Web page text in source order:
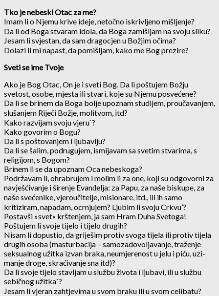
Tko je nebeski Otac za me?
Imam li o Njemu krive ideje, netočno iskrivljeno mišljenje?
Da li od Boga stvaram idola, da Boga zamišljam na svoju sliku?
Jesam li svjestan, da sam dragocjen u Bož­jim očima?
Dolazi li mi napast, da pomišljam, kako me Bog prezire?
Sveti se ime Tvoje
Ako je Bog Otac, On je i sveti Bog. Da li poštujem Božju
svetost, osobe, mjesta ili stvari, koje su Njemu posvećene?
Da li se brinem da Boga bolje upoznam studijem, proučavanjem,
slušanjem Riječi Bož­je, molitvom, itd?
Kako razvijam svoju vjeru`?
Kako govorim o Bogu?
Da li s poštovanjem i ljubavlju?
Da li se šalim, podrugujem, ismija­vam sa svetim stvarima, s
religijom, s Bogom?
Brinem li se da upoznam Oca nebeskoga?
Podržavam li, ohrabrujem i molim li za one, koji su odgovorni za
navješćivanje i širenje Evan­đelja: za Papu, za naše biskupe, za
naše sveće­nike, vjeroučitelje, misionare, itd., ili ih samo
kritiziram, napadam, ocrnjujem? Ljubim li svoju Crkvu’?
Postavši »svet« krštenjem, ja sam Hram Duha Svetoga!
Poštujem li svoje tijelo i tijelo drugih?
Nisam li dopustio, da griješim protiv svoga ti­jela ili protiv tijela
drugih osoba (masturbacija – samozadovoljavanje, traženje
seksualnog užit­ka izvan braka, neumjerenost u jelu i piću, uzi­
manje droge, skraćivanje sna itd)?
Da li svoje tijelo stavljam u službu života i ljubavi, ili u službu
sebičnog užitka`?
Jesam li vjeran zahtje­vima u svom braku ili u svom celibatu?